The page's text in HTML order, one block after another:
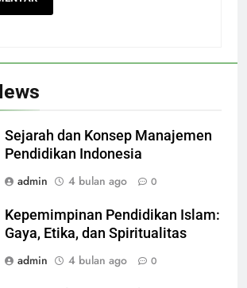
Sejarah dan Konsep Manajemen
Pendidikan Indonesia
admin
4 bulan ago 0
Kepemimpinan Pendidikan Islam:
Gaya, Etika, dan Spiritualitas
admin
4 bulan ago 0